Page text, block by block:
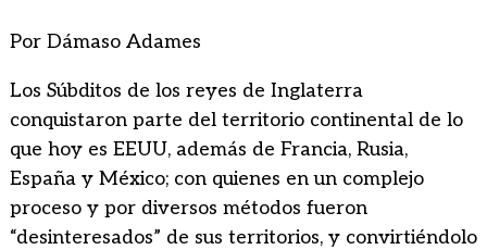
Por Dámaso Adames
Los Súbditos de los reyes de Inglaterra
conquistaron parte del territorio continental de lo
que hoy es EEUU, además de Francia, Rusia,
España y México; con quienes en un complejo
proceso y por diversos métodos fueron
“desinteresados” de sus territorios, y convirtiéndolo